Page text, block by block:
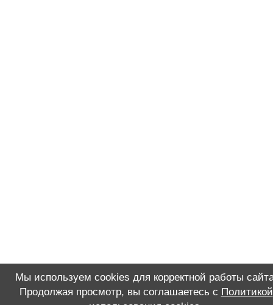
Мы используем cookies для корректной работы
Продолжая просмотр, вы соглашаетесь с Политикой